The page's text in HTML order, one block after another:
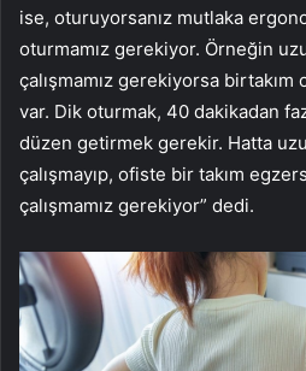
ise, oturuyorsanız mutlaka
oturmamız gerekiyor. Örneğin
çalışmamız gerekiyorsa birtakım
var. Dik oturmak, 40 dakikadan
düzen getirmek gerekir. Hatta
çalışmayıp, ofiste bir takım
çalışmamız gerekiyor” dedi.